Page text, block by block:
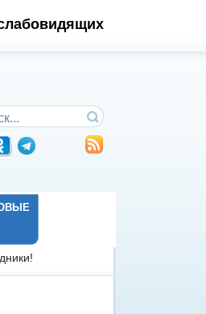
по сайту